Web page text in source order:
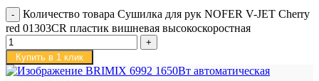
Количество товара Сушилка для рук NOFER V-JET Cherry
red 01303CR пластик вишневая высокоскоростная
Купить в 1 клик